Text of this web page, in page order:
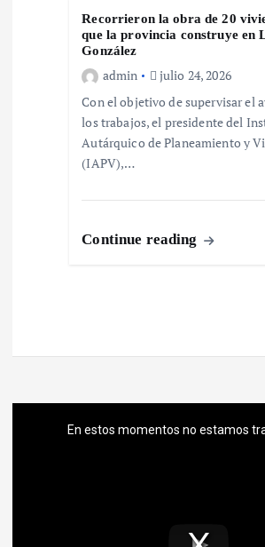
Recorrieron la obra de 20
que la provincia construye en
González
admin
julio 24, 2026
Con el objetivo de supervisar el
los trabajos, el presidente del
Autárquico de Planeamiento y
(IAPV),…
Continue reading